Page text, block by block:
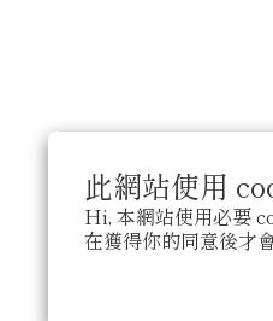
此網站使用
Hi, 本網站使用必要
在獲得你的同意後才